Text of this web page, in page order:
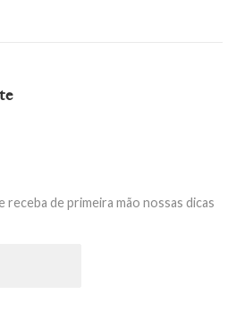
receba de primeira mão nossas dicas